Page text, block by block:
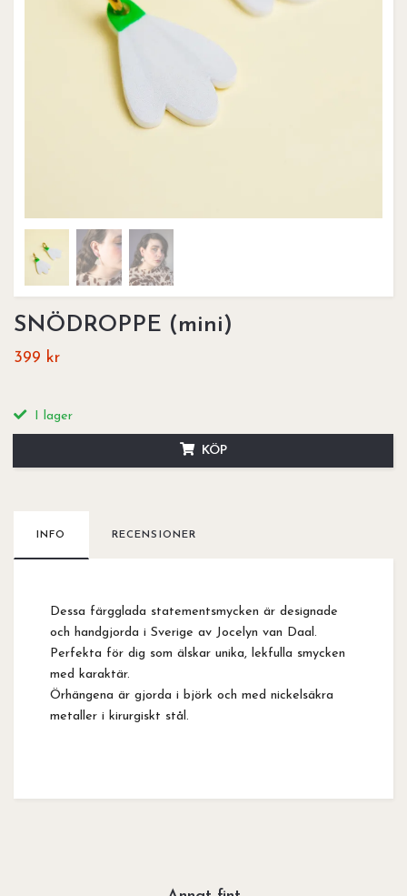
SNÖDROPPE (mini)
399 kr
I lager
KÖP
INFO RECENSIONER
Dessa färgglada statementsmycken är designade
och handgjorda i Sverige av Jocelyn van Daal.
Perfekta för dig som älskar unika, lekfulla smycken
med karaktär.
Örhängena är gjorda i björk och med nickelsäkra
metaller i kirurgiskt stål.